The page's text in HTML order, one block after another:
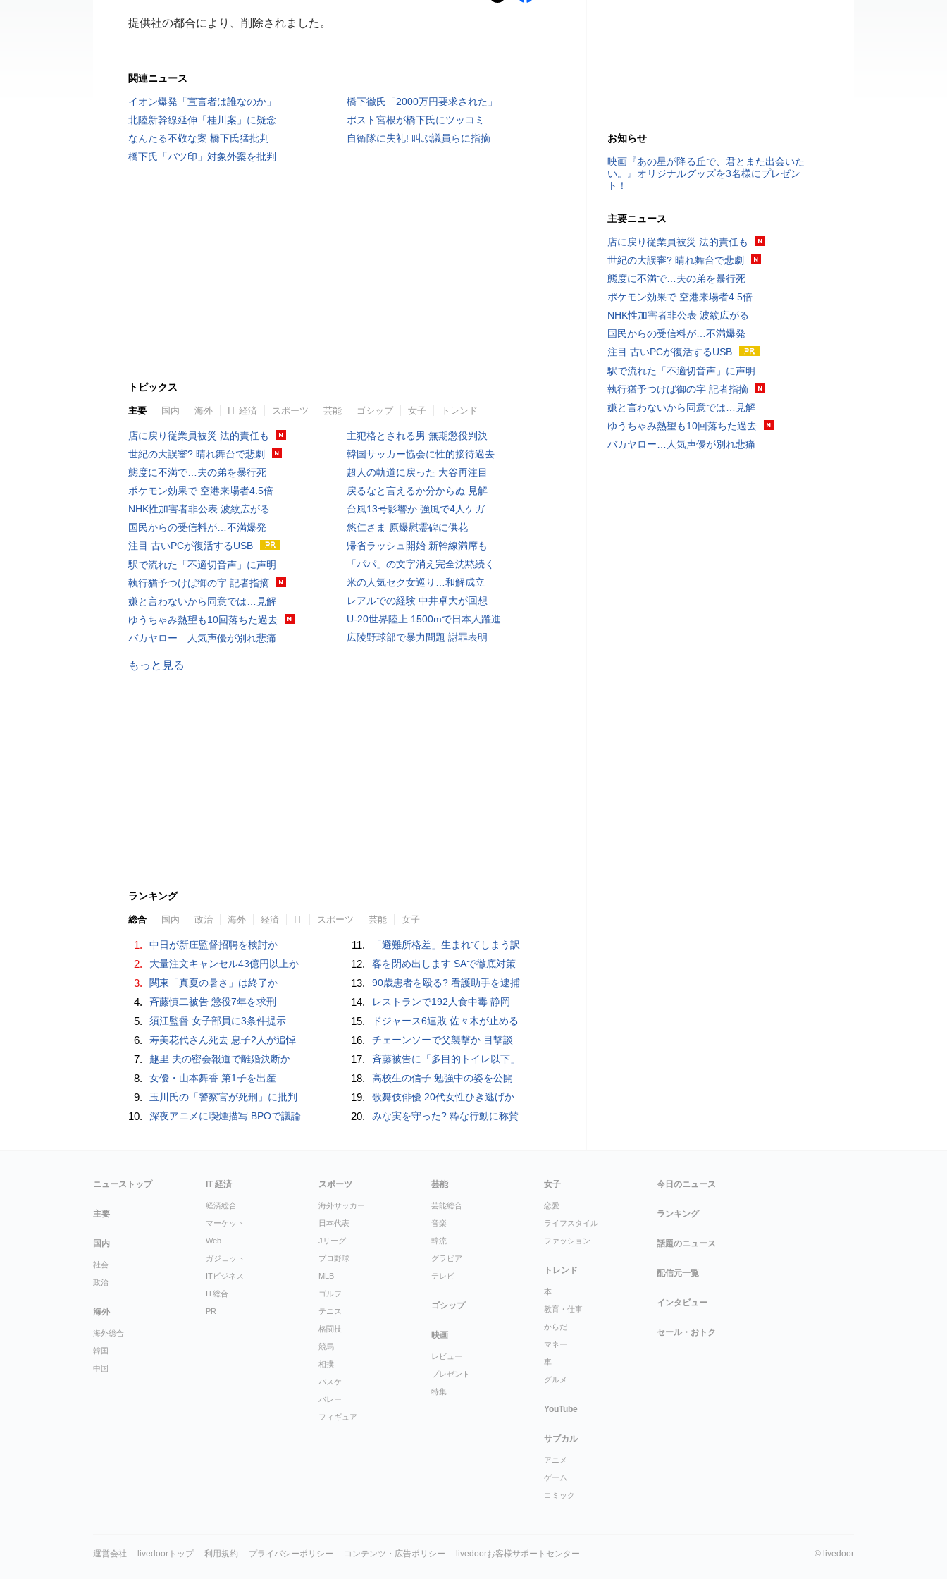
提供社の都合により、削除されました。
関連ニュース
イオン爆発「宣言者は誰なのか」
橋下徹氏「2000万円要求された」
北陸新幹線延伸「桂川案」に疑念
ポスト宮根が橋下氏にツッコミ
なんたる不敬な案 橋下氏猛批判
自衛隊に失礼! 叫ぶ議員らに指摘
橋下氏「バツ印」対象外案を批判
トピックス
主要 国内 海外 IT 経済 スポーツ 芸能 ゴシップ 女子 トレンド
店に戻り従業員被災 法的責任も
世紀の大誤審? 晴れ舞台で悲劇
態度に不満で…夫の弟を暴行死
ポケモン効果で 空港来場者4.5倍
NHK性加害者非公表 波紋広がる
国民からの受信料が…不満爆発
注目 古いPCが復活するUSB
駅で流れた「不適切音声」に声明
執行猶予つけば御の字 記者指摘
嫌と言わないから同意では…見解
ゆうちゃみ熱望も10回落ちた過去
バカヤロー…人気声優が別れ悲痛
主犯格とされる男 無期懲役判決
韓国サッカー協会に性的接待過去
超人の軌道に戻った 大谷再注目
戻るなと言えるか分からぬ 見解
台風13号影響か 強風で4人ケガ
悠仁さま 原爆慰霊碑に供花
帰省ラッシュ開始 新幹線満席も
「パパ」の文字消え完全沈黙続く
米の人気セク女巡り…和解成立
レアルでの経験 中井卓大が回想
U-20世界陸上 1500mで日本人躍進
広陵野球部で暴力問題 謝罪表明
もっと見る
ランキング
総合 国内 政治 海外 経済 IT スポーツ 芸能 女子
1. 中日が新庄監督招聘を検討か
2. 大量注文キャンセル43億円以上か
3. 関東「真夏の暑さ」は終了か
4. 斉藤慎二被告 懲役7年を求刑
5. 須江監督 女子部員に3条件提示
6. 寿美花代さん死去 息子2人が追悼
7. 趣里 夫の密会報道で離婚決断か
8. 女優・山本舞香 第1子を出産
9. 玉川氏の「警察官が死刑」に批判
10. 深夜アニメに喫煙描写 BPOで議論
11. 「避難所格差」生まれてしまう訳
12. 客を閉め出します SAで徹底対策
13. 90歳患者を殴る? 看護助手を逮捕
14. レストランで192人食中毒 静岡
15. ドジャース6連敗 佐々木が止める
16. チェーンソーで父襲撃か 目撃談
17. 斉藤被告に「多目的トイレ以下」
18. 高校生の信子 勉強中の姿を公開
19. 歌舞伎俳優 20代女性ひき逃げか
20. みな実を守った? 粋な行動に称賛
お知らせ
映画『あの星が降る丘で、君とまた出会いた
い。』オリジナルグッズを3名様にプレゼン
ト！
主要ニュース
店に戻り従業員被災 法的責任も
世紀の大誤審? 晴れ舞台で悲劇
態度に不満で…夫の弟を暴行死
ポケモン効果で 空港来場者4.5倍
NHK性加害者非公表 波紋広がる
国民からの受信料が…不満爆発
注目 古いPCが復活するUSB
駅で流れた「不適切音声」に声明
執行猶予つけば御の字 記者指摘
嫌と言わないから同意では…見解
ゆうちゃみ熱望も10回落ちた過去
バカヤロー…人気声優が別れ悲痛
ニューストップ
主要
国内
社会
政治
海外
海外総合
韓国
中国
IT 経済
経済総合
マーケット
Web
ガジェット
ITビジネス
IT総合
PR
スポーツ
海外サッカー
日本代表
Jリーグ
プロ野球
MLB
ゴルフ
テニス
格闘技
競馬
相撲
バスケ
バレー
フィギュア
芸能
芸能総合
音楽
韓流
グラビア
テレビ
ゴシップ
映画
レビュー
プレゼント
特集
女子
恋愛
ライフスタイル
ファッション
トレンド
本
教育・仕事
からだ
マネー
車
グルメ
YouTube
サブカル
アニメ
ゲーム
コミック
今日のニュース
ランキング
話題のニュース
配信元一覧
インタビュー
セール・おトク
運営会社 livedoorトップ 利用規約 プライバシーポリシー コンテンツ・広告ポリシー livedoorお客様サポートセンター © livedoor